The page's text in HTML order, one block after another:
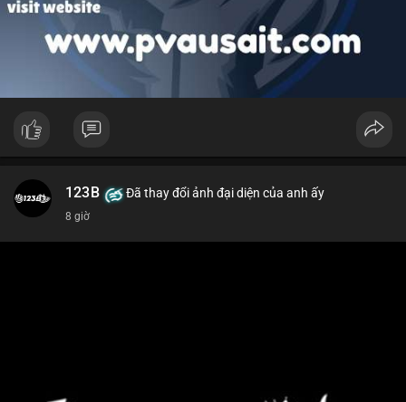
123B Đã thay đổi ảnh đại diện của anh ấy
8 giờ